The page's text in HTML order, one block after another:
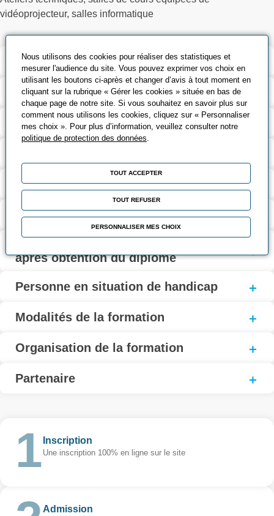
vidéoprojecteur, salles informatique
Validation et certification
Modalités d’évaluation
Contact
Modalités d'inscription
Taux de réussite à l’examen
après obtention du diplôme
Personne en situation de handicap
Modalités de la formation
Organisation de la formation
Partenaire
Inscription
Une inscription 100% en ligne sur le site
Admission
Nous utilisons des cookies pour réaliser des statistiques et
mesurer l'audience du site. Vous pouvez exprimer vos choix en
utilisant les boutons ci-après et changer d’avis à tout moment en
cliquant sur la rubrique « Gérer les cookies » située en bas de
chaque page de notre site. Si vous souhaitez en savoir plus sur
comment nous utilisons les cookies, cliquez sur « Personnaliser
mes choix ». Pour plus d’information, veuillez consulter notre
politique de protection des données.
TOUT ACCEPTER
TOUT REFUSER
PERSONNALISER MES CHOIX